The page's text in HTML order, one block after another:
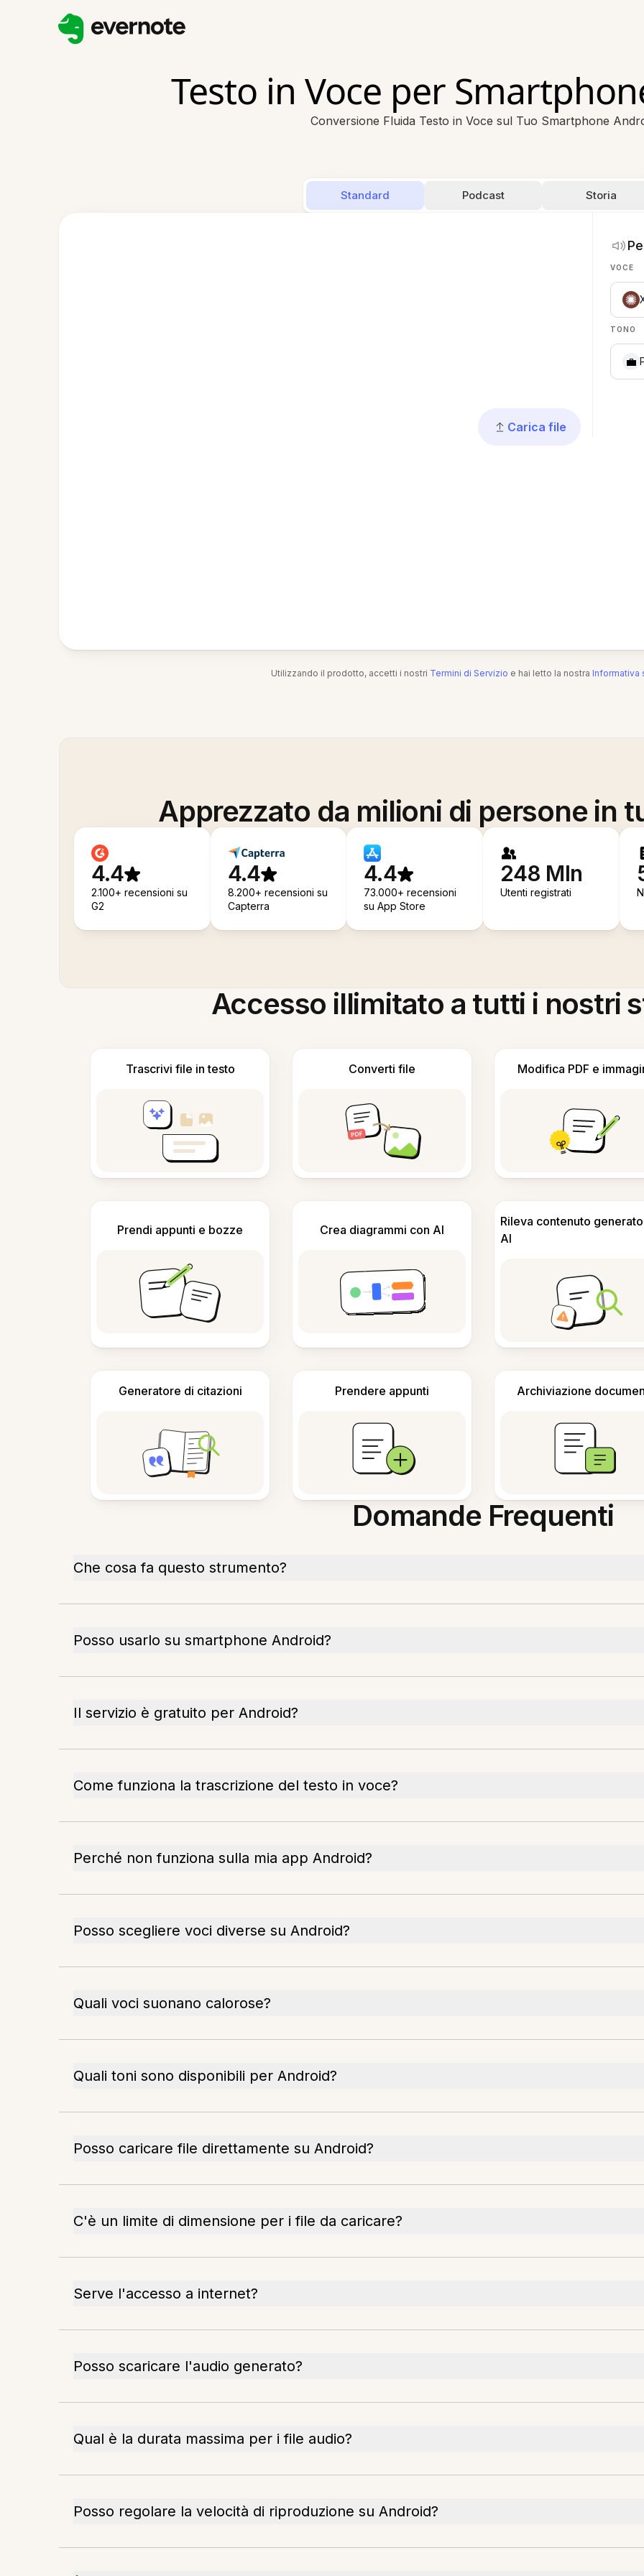
Testo in Voce per
Conversione Fluida Testo in Voce sul Tuo Smartphone
Standard Podcast Storia
Carica file
VOCE
TONO
💼
Utilizzando il prodotto, accetti i nostri Termini di Servizio e hai letto la nostra Informativa
Apprezzato da milioni di persone in
4.4
2.100+ recensioni su
G2
4.4
8.200+ recensioni su
Capterra
4.4
73.000+ recensioni
su App Store
248 Mln
Utenti registrati
Accesso illimitato a tutti i nostri
Trascrivi file in testo Converti file Modifica PDF e
Prendi appunti e bozze Crea diagrammi con AI
Rileva contenuto
AI
Generatore di citazioni Prendere appunti Archiviazione
Domande Frequenti
Che cosa fa questo strumento?
Posso usarlo su smartphone Android?
Il servizio è gratuito per Android?
Come funziona la trascrizione del testo in voce?
Perché non funziona sulla mia app Android?
Posso scegliere voci diverse su Android?
Quali voci suonano calorose?
Quali toni sono disponibili per Android?
Posso caricare file direttamente su Android?
C'è un limite di dimensione per i file da caricare?
Serve l'accesso a internet?
Posso scaricare l'audio generato?
Qual è la durata massima per i file audio?
Posso regolare la velocità di riproduzione su Android?